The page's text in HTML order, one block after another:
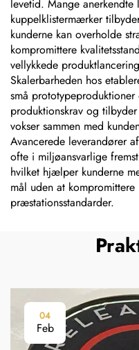
levetid. Mange anerkendte
kuppelklistermærker
kunderne kan overholde
kompromittere
vellykkede
Skalerbarheden hos
små
produktionskrav og
vokser sammen med
Avancerede leverandører
ofte i miljøansvarlige
hvilket hjælper kunderne
mål uden at
præstationsstandarder.
04
Feb